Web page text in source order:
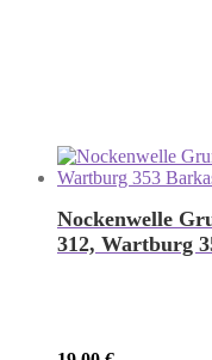
Nockenwelle
312, Wartburg